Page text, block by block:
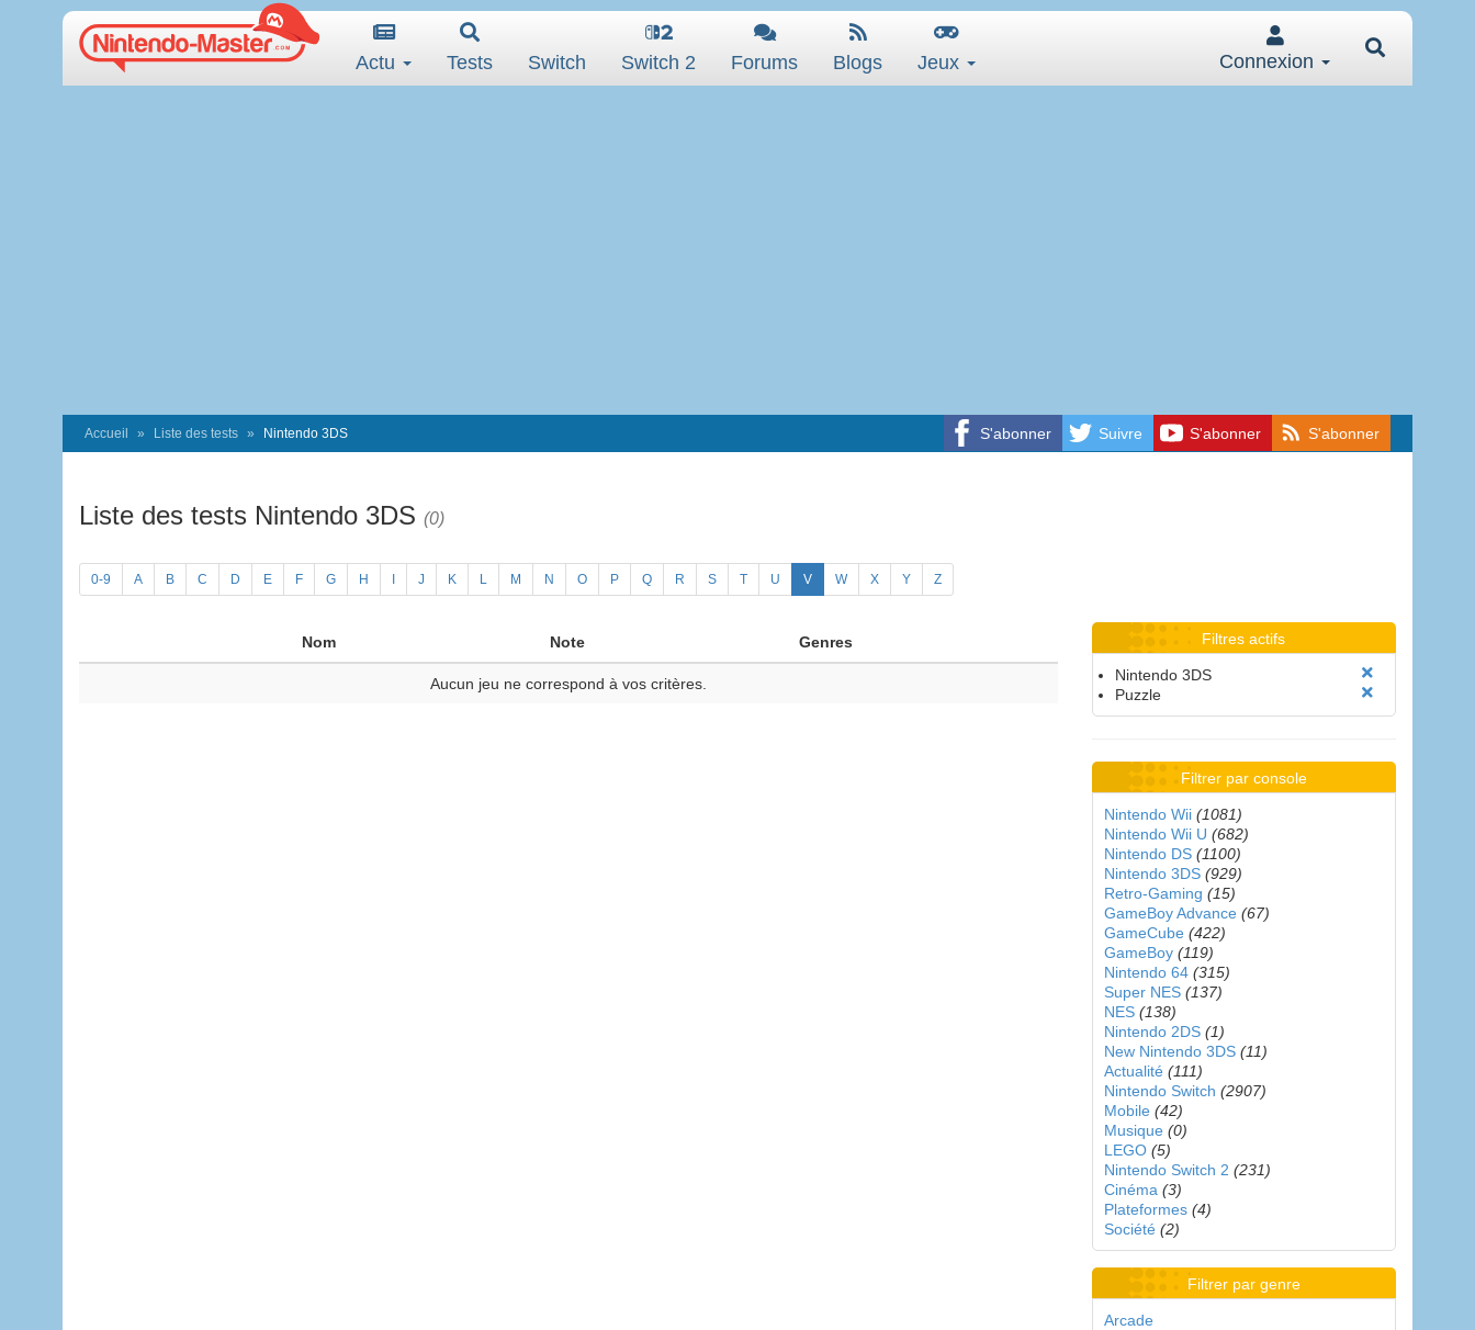
Actu Tests Switch Switch 2 Forums Blogs Jeux Connexion
S'abonner Suivre S'abonner S'abonner
Accueil Liste des tests Nintendo 3DS
Liste des tests Nintendo 3DS (0)
0-9 A B C D E F G H J K L M N O P Q R S T U V W X Y Z
Nom Note Genres
Aucun jeu ne correspond à vos critères.
Filtres actifs
Nintendo 3DS
Puzzle
Filtrer par console
Nintendo Wii (1081)
Nintendo Wii U (682)
Nintendo DS (1100)
Nintendo 3DS (929)
Retro-Gaming (15)
GameBoy Advance (67)
GameCube (422)
GameBoy (119)
Nintendo 64 (315)
Super NES (137)
NES (138)
Nintendo 2DS (1)
New Nintendo 3DS (11)
Actualité (111)
Nintendo Switch (2907)
Mobile (42)
Musique (0)
LEGO (5)
Nintendo Switch 2 (231)
Cinéma (3)
Plateformes (4)
Société (2)
Filtrer par genre
Arcade